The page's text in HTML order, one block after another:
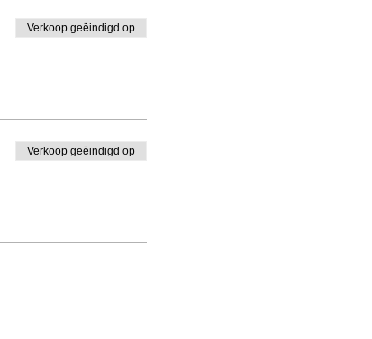
Verkoop geëindigd op
Verkoop geëindigd op